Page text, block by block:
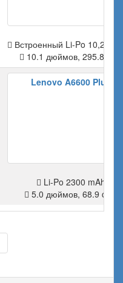
Встроенный Li-Po 10,200
10.1 дюймов, 295.8 cm2
Lenovo A6600 Plus
Li-Po 2300 mAh
5.0 дюймов, 68.9 cm2